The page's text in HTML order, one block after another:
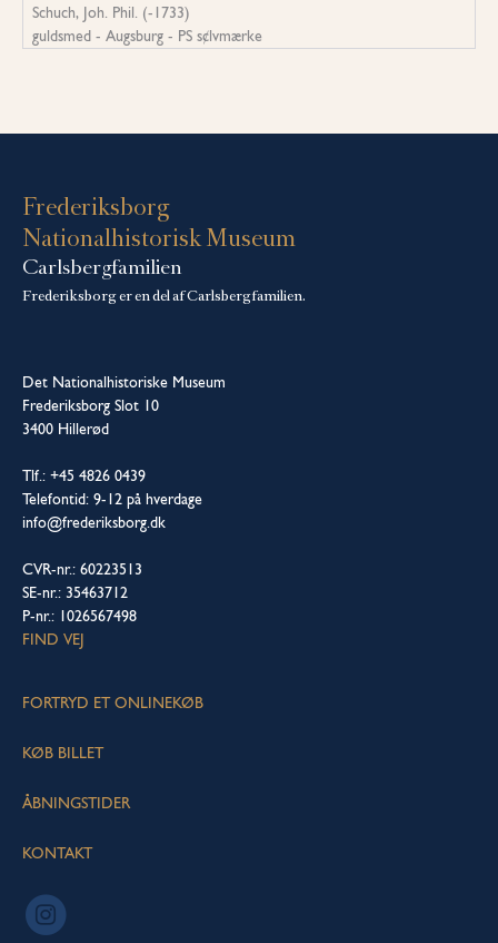
Schuch, Joh. Phil. (-1733)
guldsmed - Augsburg - PS s¢lvmærke
Frederiksborg
Nationalhistorisk Museum
Carlsbergfamilien
Frederiksborg er en del af Carlsbergfamilien.
Det Nationalhistoriske Museum
Frederiksborg Slot 10
3400 Hillerød
Tlf.: +45 4826 0439
Telefontid: 9-12 på hverdage
info@frederiksborg.dk
CVR-nr.: 60223513
SE-nr.: 35463712
P-nr.: 1026567498
FIND VEJ
FORTRYD ET ONLINEKØB
KØB BILLET
ÅBNINGSTIDER
KONTAKT